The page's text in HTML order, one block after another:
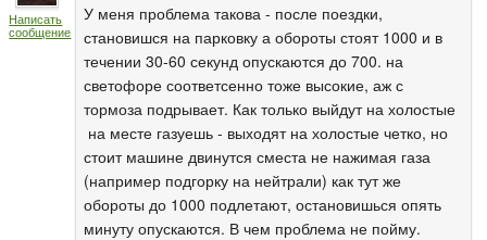
Написать
сообщение
У меня проблема такова - после поездки,
становишся на парковку а обороты стоят 1000 и в
течении 30-60 секунд опускаются до 700. на
светофоре соответсенно тоже высокие, аж с
тормоза подрывает. Как только выйдут на холостые
на месте газуешь - выходят на холостые четко, но
стоит машине двинутся сместа не нажимая газа
(например подгорку на нейтрали) как тут же
обороты до 1000 подлетают, остановишься опять
минуту опускаются. В чем проблема не пойму.